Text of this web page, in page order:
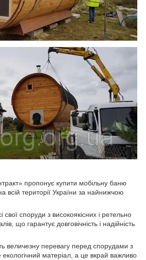
пропонує купити мобільну баню
всій території України за найнижчою
свої споруди з високоякісних і ретельно
що гарантує довговічність і надійність
величезну перевагу перед спорудами з
матеріал, а це вкрай важливо